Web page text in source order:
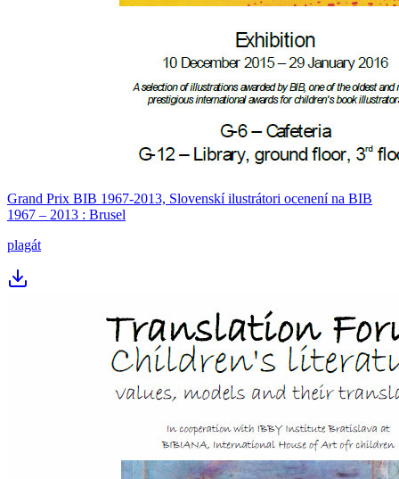
Grand Prix BIB 1967-2013, Slovenskí ilustrátori ocenení na BIB
1967 – 2013 : Brusel
plagát